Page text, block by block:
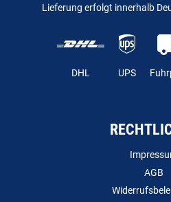
Lieferung erfolgt innerhalb
DHL UPS
AGB